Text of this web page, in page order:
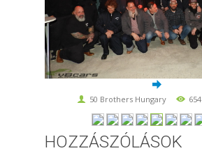
50 Brothers Hungary 654
HOZZÁSZÓLÁSOK